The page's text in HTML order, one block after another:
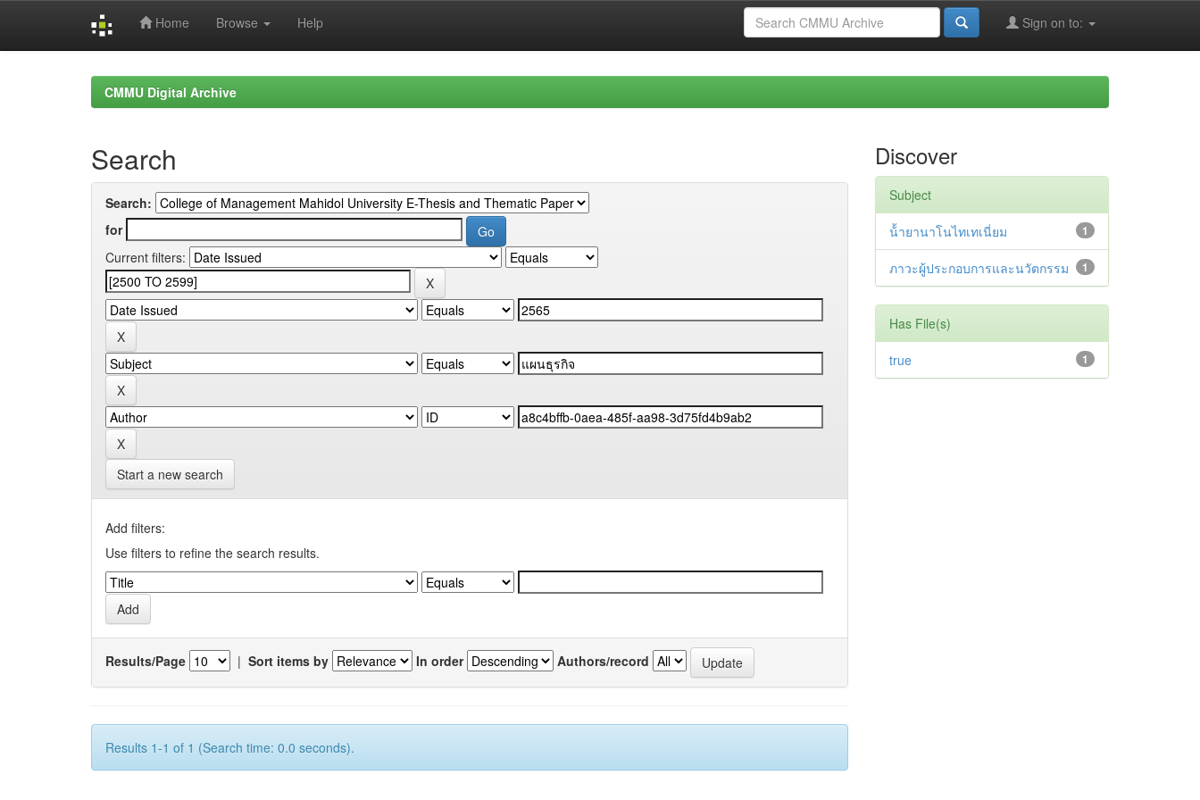
Home Browse Help Sign on to:
CMMU Digital Archive
Search
Search:
for
Current filters:
Start a new search
Add filters:
Use filters to refine the search results.
Results/Page | Sort items by In order Authors/record
Results 1-1 of 1 (Search time: 0.0 seconds).
Discover
Subject
1
น้้ายานาโนไทเทเนี่ยม
1
ภาวะผู้ประกอบการและนวัตกรรม
Has File(s)
1
true